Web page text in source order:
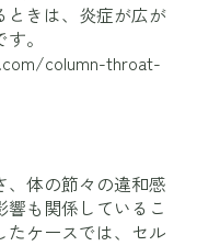
ときは、炎症が広が
。
column-throat-
、体の節々の違和感
も関係しているこ
たケースでは、セル